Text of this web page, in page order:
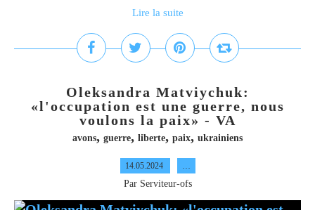
Lire la suite
Oleksandra Matviychuk:
«l'occupation est une guerre, nous
voulons la paix» - VA
avons, guerre, liberte, paix, ukrainiens
14.05.2024 …
Par Serviteur-ofs